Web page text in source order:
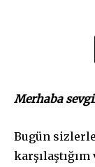
Merhaba
Bugün